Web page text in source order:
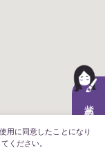
用に同意したことになり
ください。 紫式部のことば